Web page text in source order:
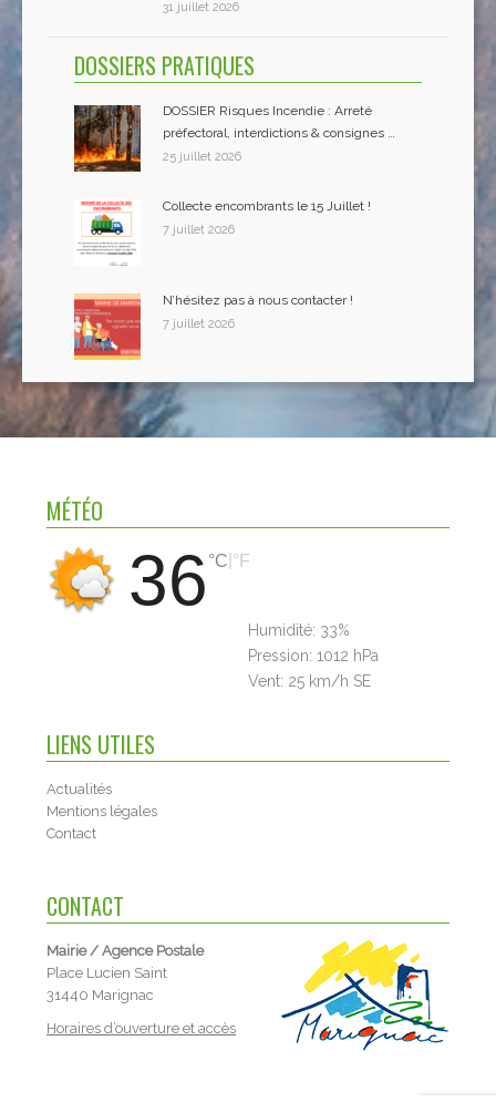
31 juillet 2026
DOSSIERS PRATIQUES
DOSSIER Risques Incendie : Arreté
préfectoral, interdictions & consignes …
25 juillet 2026
Collecte encombrants le 15 Juillet !
7 juillet 2026
N’hésitez pas à nous contacter !
7 juillet 2026
MÉTÉO
36 °C °F
Humidité: 33%
Pression: 1012 hPa
Vent: 25 km/h SE
LIENS UTILES
Actualités
Mentions légales
Contact
CONTACT
Mairie / Agence Postale
Place Lucien Saint
31440 Marignac
Horaires d’ouverture et accès